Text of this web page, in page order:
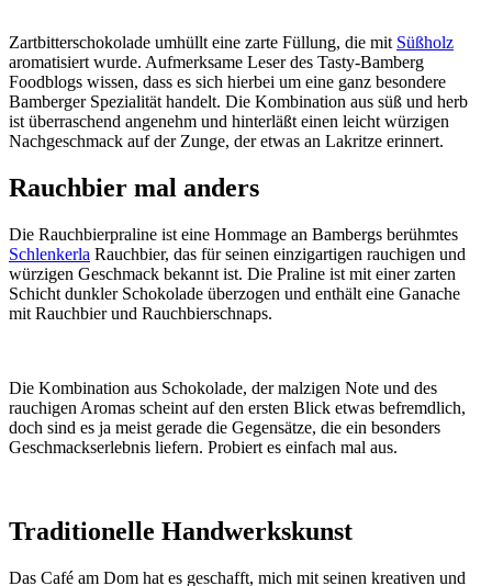
Zartbitterschokolade umhüllt eine zarte Füllung, die mit Süßholz
aromatisiert wurde. Aufmerksame Leser des Tasty-Bamberg
Foodblogs wissen, dass es sich hierbei um eine ganz besondere
Bamberger Spezialität handelt. Die Kombination aus süß und herb
ist überraschend angenehm und hinterläßt einen leicht würzigen
Nachgeschmack auf der Zunge, der etwas an Lakritze erinnert.
Rauchbier mal anders
Die Rauchbierpraline ist eine Hommage an Bambergs berühmtes
Schlenkerla Rauchbier, das für seinen einzigartigen rauchigen und
würzigen Geschmack bekannt ist. Die Praline ist mit einer zarten
Schicht dunkler Schokolade überzogen und enthält eine Ganache
mit Rauchbier und Rauchbierschnaps.
Die Kombination aus Schokolade, der malzigen Note und des
rauchigen Aromas scheint auf den ersten Blick etwas befremdlich,
doch sind es ja meist gerade die Gegensätze, die ein besonders
Geschmackserlebnis liefern. Probiert es einfach mal aus.
Traditionelle Handwerkskunst
Das Café am Dom hat es geschafft, mich mit seinen kreativen und